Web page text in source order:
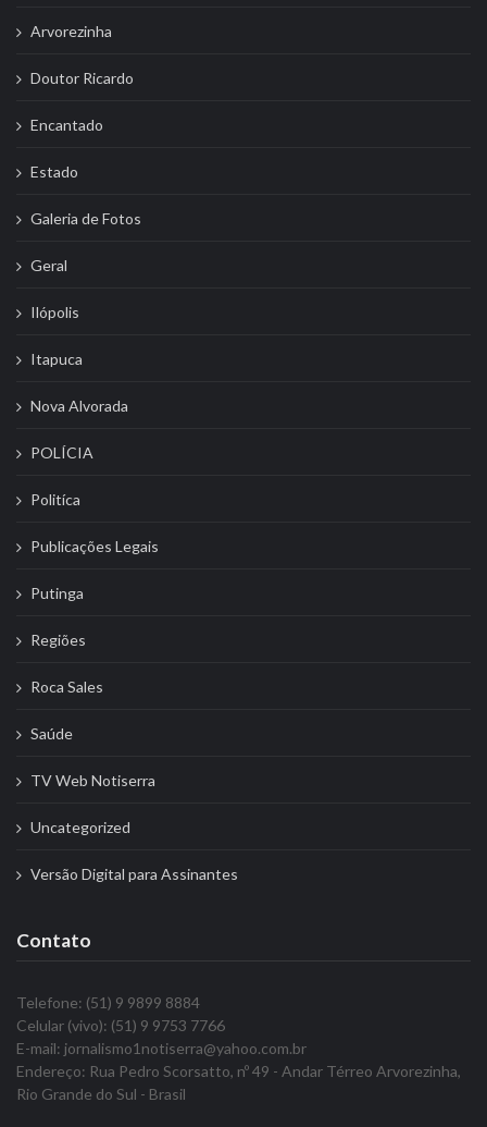
Arvorezinha
Doutor Ricardo
Encantado
Estado
Galeria de Fotos
Geral
Ilópolis
Itapuca
Nova Alvorada
POLÍCIA
Politíca
Publicações Legais
Putinga
Regiões
Roca Sales
Saúde
TV Web Notiserra
Uncategorized
Versão Digital para Assinantes
Contato
Telefone: (51) 9 9899 8884
Celular (vivo): (51) 9 9753 7766
E-mail: jornalismo1notiserra@yahoo.com.br
Endereço: Rua Pedro Scorsatto, nº 49 - Andar Térreo Arvorezinha,
Rio Grande do Sul - Brasil